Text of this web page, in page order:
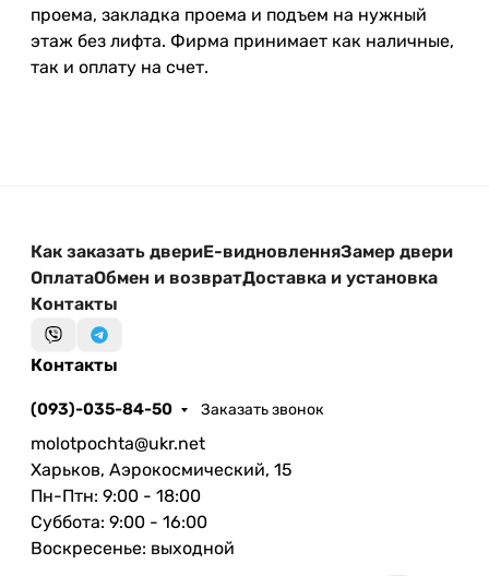
проема, закладка проема и подъем на нужный
этаж без лифта. Фирма принимает как наличные,
так и оплату на счет.
Как заказать двериЕ-видновленняЗамер двери
ОплатаОбмен и возвратДоставка и установка
Контакты
Контакты
(093)-035-84-50 Заказать звонок
molotpochta@ukr.net
Харьков, Аэрокосмический, 15
Пн-Птн: 9:00 - 18:00
Суббота: 9:00 - 16:00
Воскресенье: выходной